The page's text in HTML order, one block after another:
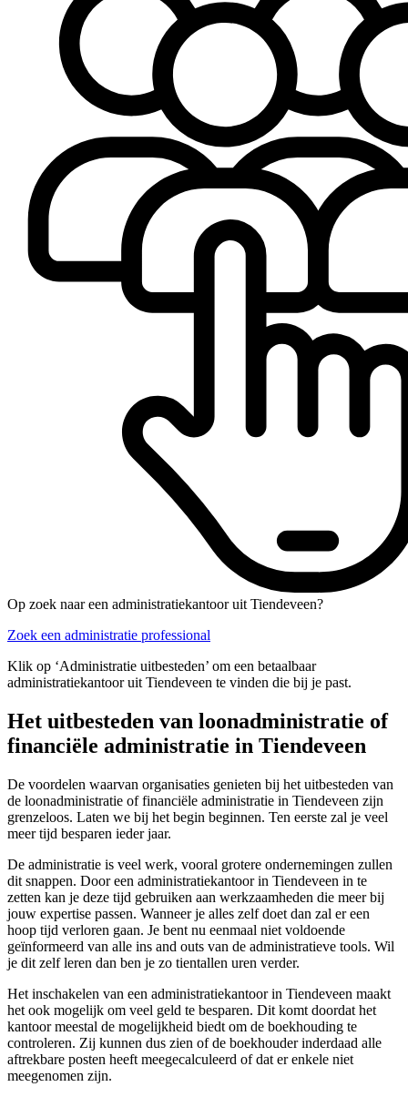
Op zoek naar een administratiekantoor uit Tiendeveen?
Zoek een administratie professional
Klik op ‘Administratie uitbesteden’ om een betaalbaar
administratiekantoor uit Tiendeveen te vinden die bij je past.
Het uitbesteden van loonadministratie of
financiële administratie in Tiendeveen
De voordelen waarvan organisaties genieten bij het uitbesteden van
de loonadministratie of financiële administratie in Tiendeveen zijn
grenzeloos. Laten we bij het begin beginnen. Ten eerste zal je veel
meer tijd besparen ieder jaar.
De administratie is veel werk, vooral grotere ondernemingen zullen
dit snappen. Door een administratiekantoor in Tiendeveen in te
zetten kan je deze tijd gebruiken aan werkzaamheden die meer bij
jouw expertise passen. Wanneer je alles zelf doet dan zal er een
hoop tijd verloren gaan. Je bent nu eenmaal niet voldoende
geïnformeerd van alle ins and outs van de administratieve tools. Wil
je dit zelf leren dan ben je zo tientallen uren verder.
Het inschakelen van een administratiekantoor in Tiendeveen maakt
het ook mogelijk om veel geld te besparen. Dit komt doordat het
kantoor meestal de mogelijkheid biedt om de boekhouding te
controleren. Zij kunnen dus zien of de boekhouder inderdaad alle
aftrekbare posten heeft meegecalculeerd of dat er enkele niet
meegenomen zijn.